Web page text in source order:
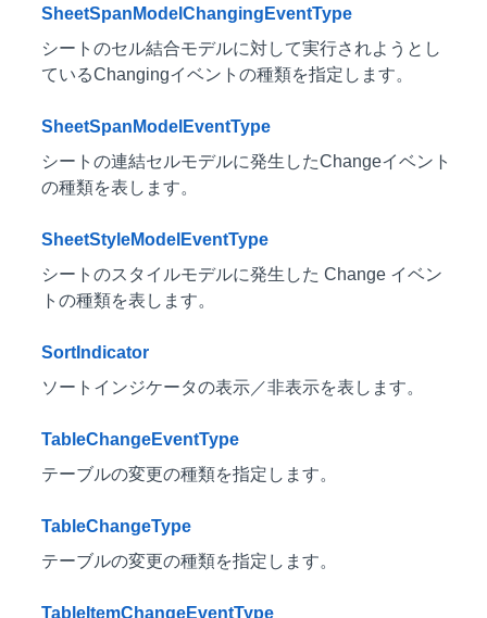
SheetSpanModelChangingEventType
シートのセル結合モデルに対して実行されようとし
ているChangingイベントの種類を指定します。
SheetSpanModelEventType
シートの連結セルモデルに発生したChangeイベント
の種類を表します。
SheetStyleModelEventType
シートのスタイルモデルに発生した Change イベン
トの種類を表します。
SortIndicator
ソートインジケータの表示／非表示を表します。
TableChangeEventType
テーブルの変更の種類を指定します。
TableChangeType
テーブルの変更の種類を指定します。
TableItemChangeEventType